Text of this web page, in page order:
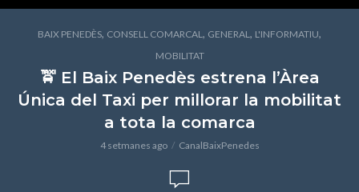
BAIX PENEDÈS, CONSELL COMARCAL, GENERAL, L'INFORMATIU,
MOBILITAT
🚖 El Baix Penedès estrena l’Àrea
Única del Taxi per millorar la mobilitat
a tota la comarca
4 setmanes ago CanalBaixPenedes